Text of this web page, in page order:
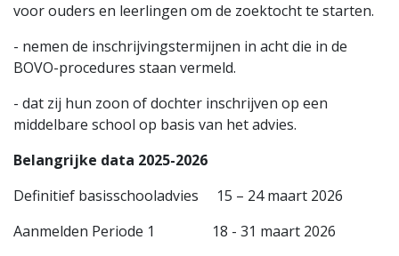
voor ouders en leerlingen om de zoektocht te starten.
- nemen de inschrijvingstermijnen in acht die in de
BOVO-procedures staan vermeld.
- dat zij hun zoon of dochter inschrijven op een
middelbare school op basis van het advies.
Belangrijke data 2025-2026
Definitief basisschooladvies 15 – 24 maart 2026
Aanmelden Periode 1 18 - 31 maart 2026